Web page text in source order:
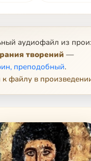
аудиофайл из
творений —
преподобный.
к файлу в